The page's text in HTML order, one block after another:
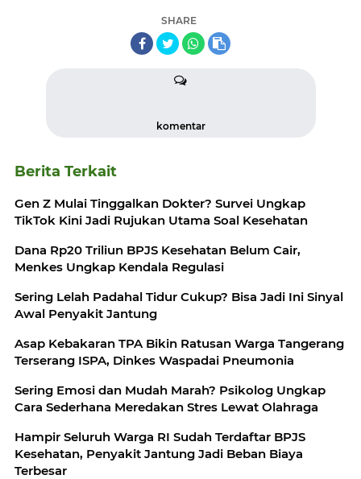
SHARE
komentar
Berita Terkait
Gen Z Mulai Tinggalkan Dokter? Survei Ungkap
TikTok Kini Jadi Rujukan Utama Soal Kesehatan
Dana Rp20 Triliun BPJS Kesehatan Belum Cair,
Menkes Ungkap Kendala Regulasi
Sering Lelah Padahal Tidur Cukup? Bisa Jadi Ini Sinyal
Awal Penyakit Jantung
Asap Kebakaran TPA Bikin Ratusan Warga Tangerang
Terserang ISPA, Dinkes Waspadai Pneumonia
Sering Emosi dan Mudah Marah? Psikolog Ungkap
Cara Sederhana Meredakan Stres Lewat Olahraga
Hampir Seluruh Warga RI Sudah Terdaftar BPJS
Kesehatan, Penyakit Jantung Jadi Beban Biaya
Terbesar